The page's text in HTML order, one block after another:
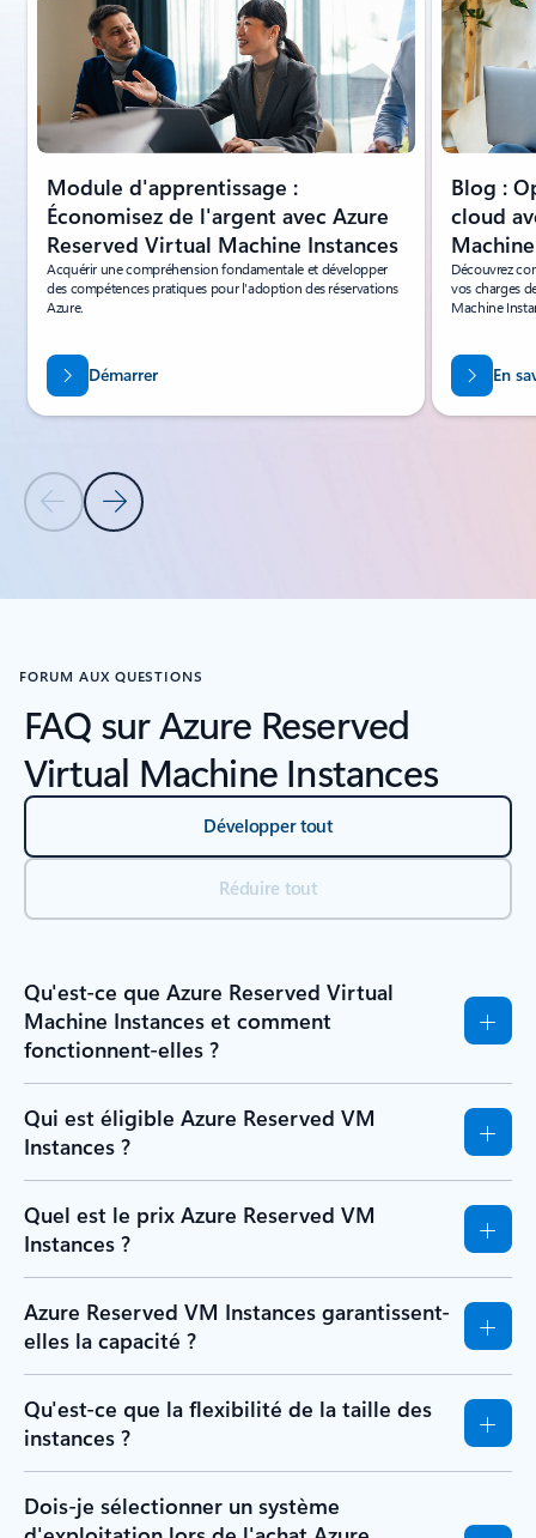
Diapositive précédente
Diapositive suivante
Module d'apprentissage :
Économisez de l'argent avec Azure
Reserved Virtual Machine Instances
Acquérir une compréhension fondamentale et développer
des compétences pratiques pour l'adoption des réservations
Azure.
Démarrer
Blog :
cloud
Découvrez
vos charges
Machine
En
Retour au carrousel de l'onglet Apprentissage
FORUM AUX QUESTIONS
FAQ sur Azure Reserved
Virtual Machine Instances
Développer tout
Réduire tout
Qu'est-ce que Azure Reserved Virtual
Machine Instances et comment
fonctionnent-elles ?
Qui est éligible Azure Reserved VM
Instances ?
Quel est le prix Azure Reserved VM
Instances ?
Azure Reserved VM Instances garantissent-
elles la capacité ?
Qu'est-ce que la flexibilité de la taille des
instances ?
Dois-je sélectionner un système